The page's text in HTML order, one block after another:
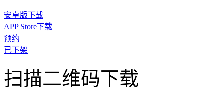
安卓版下载
APP Store下载
预约
已下架
扫描二维码下载